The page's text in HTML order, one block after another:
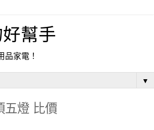
幫手
品家電！
▼
五燈 比價